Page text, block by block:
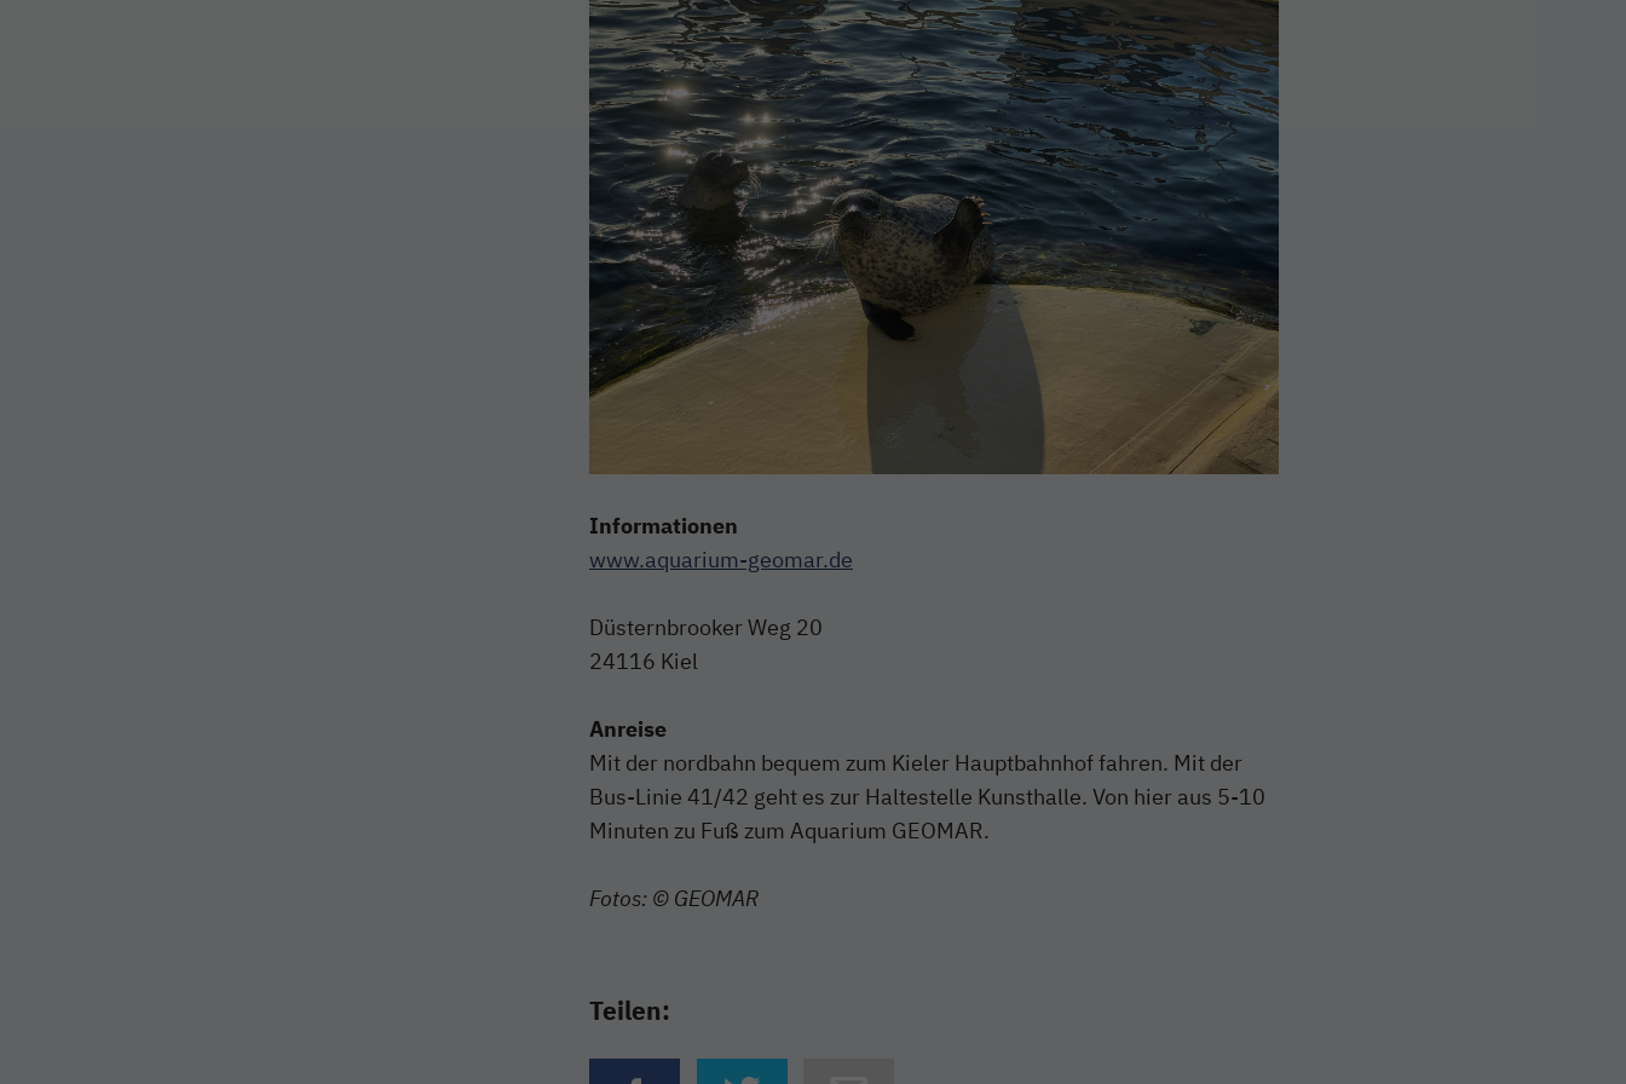
Informationen
www.aquarium-geomar.de
Düsternbrooker Weg 20
24116 Kiel
Anreise
Mit der nordbahn bequem zum Kieler Hauptbahnhof fahren. Mit der
Bus-Linie 41/42 geht es zur Haltestelle Kunsthalle. Von hier aus 5-10
Minuten zu Fuß zum Aquarium GEOMAR.
Fotos: © GEOMAR
Teilen:
{{Link öffnet facebook teilen in neuem Fenster|format(facebook teilen)}}
{{Link öffnet twitter teilen in neuem Fenster|format(twitter teilen)}}